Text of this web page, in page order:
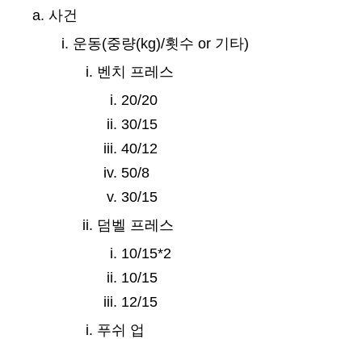
사건
운동(중량(kg)/횟수 or 기타)
벤치 프레스
20/20
30/15
40/12
50/8
30/15
덤벨 프레스
10/15*2
10/15
12/15
푸쉬 업